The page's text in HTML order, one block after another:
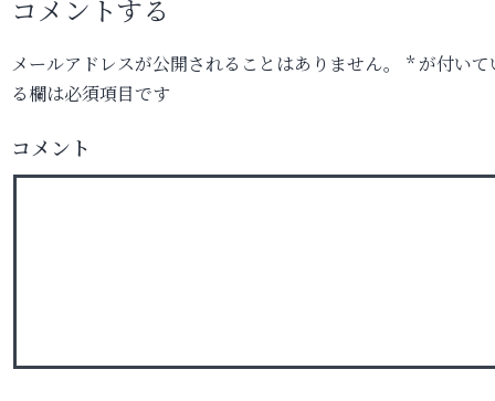
コメントする
メールアドレスが公開されることはありません。 *が付いて
る欄は必須項目です
コメント